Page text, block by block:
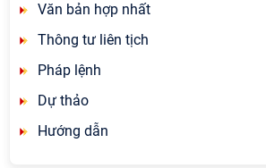
Văn bản hợp nhất
Thông tư liên tịch
Pháp lệnh
Dự thảo
Hướng dẫn